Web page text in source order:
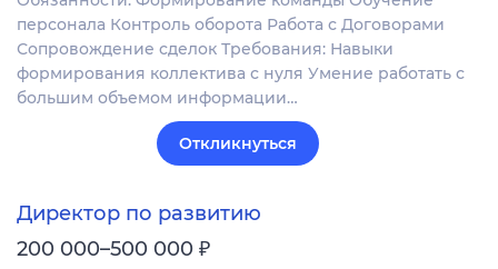
персонала Контроль оборота Работа с Договорами
Сопровождение сделок Требования: Навыки
формирования коллектива с нуля Умение работать с
большим объемом информации…
Откликнуться
Директор по развитию
200 000–500 000 ₽